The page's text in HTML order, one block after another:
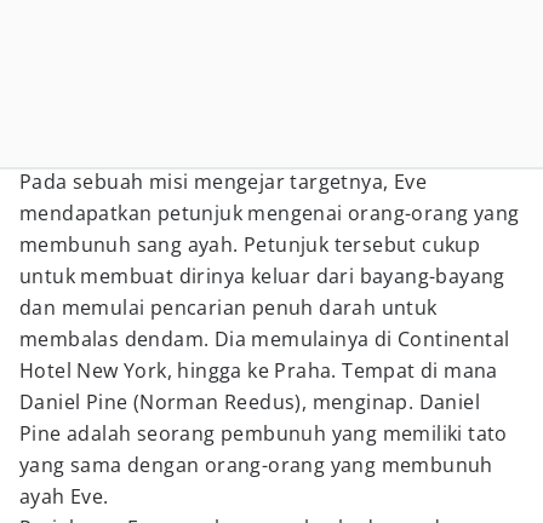
Pada sebuah misi mengejar targetnya, Eve
mendapatkan petunjuk mengenai orang-orang yang
membunuh sang ayah. Petunjuk tersebut cukup
untuk membuat dirinya keluar dari bayang-bayang
dan memulai pencarian penuh darah untuk
membalas dendam. Dia memulainya di Continental
Hotel New York, hingga ke Praha. Tempat di mana
Daniel Pine (Norman Reedus), menginap. Daniel
Pine adalah seorang pembunuh yang memiliki tato
yang sama dengan orang-orang yang membunuh
ayah Eve.